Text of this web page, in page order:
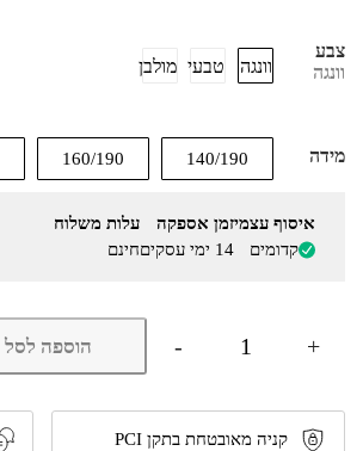
צבע
וונגה
וונגה טבעי מולבן
מידה 140/190
160/190
איסוף עצמי
קדומים
זמן אספקה
14 ימי עסקים
עלות משלוח
חינם
-
מיטה
מעץ
מלא
+ הוספה לסל
קניה מאובטחת בתקן PCI